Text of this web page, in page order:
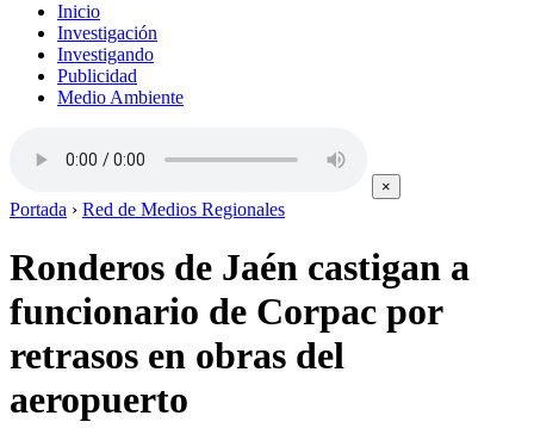
Inicio
Investigación
Investigando
Publicidad
Medio Ambiente
×
Portada › Red de Medios Regionales
Ronderos de Jaén castigan a
funcionario de Corpac por
retrasos en obras del
aeropuerto